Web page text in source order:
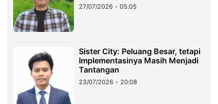
27/07/2026 - 05:05
Sister City: Peluang Besar, tetapi
Implementasinya Masih Menjadi
Tantangan
23/07/2026 - 20:08